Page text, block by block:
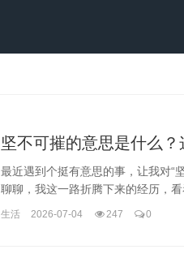
坚不可摧的意思是什么？
最近遇到个挺有意思的事，让我对“
聊聊，我这一路折腾下来的经历，看
生活 2026-07-04 247 0